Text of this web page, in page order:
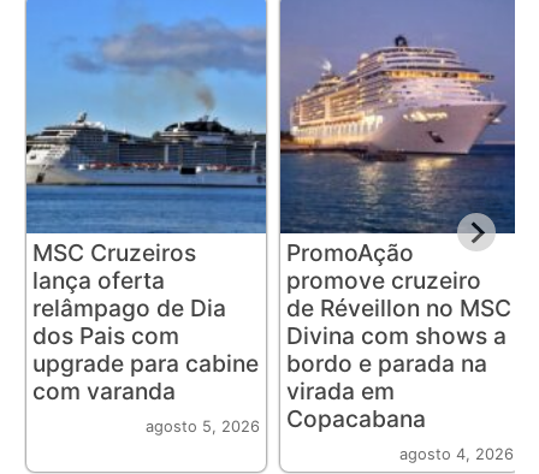
MSC Cruzeiros
lança oferta
relâmpago de Dia
dos Pais com
upgrade para cabine
com varanda
agosto 5, 2026
PromoAção
promove cruzeiro
de Réveillon no MSC
Divina com shows a
bordo e parada na
virada em
Copacabana
agosto 4, 2026